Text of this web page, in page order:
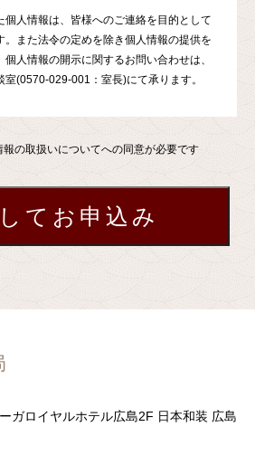
個人情報は、皆様へのご連絡を目的として
。また法令の定めを除き個人情報の提供を
人情報の開示に関するお問い合わせは、
(0570-029-001：室長)にて承ります。
の取扱いについてへの同意が必要です
ガロイヤルホテル広島2F 日本和装 広島